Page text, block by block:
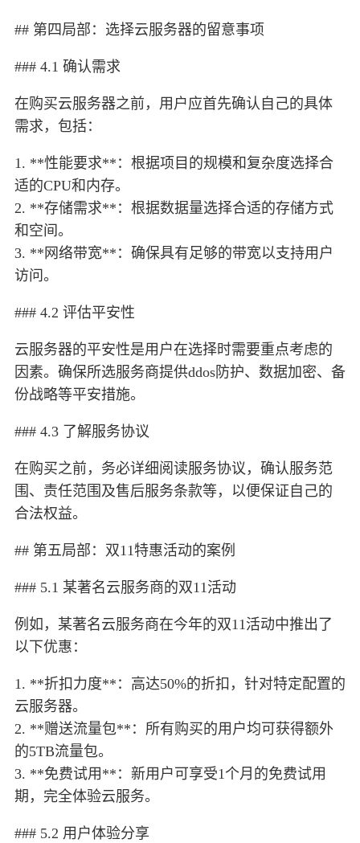
## 第四局部：选择云服务器的留意事项
### 4.1 确认需求
在购买云服务器之前，用户应首先确认自己的具体
需求，包括：
1. **性能要求**：根据项目的规模和复杂度选择合
适的CPU和内存。
2. **存储需求**：根据数据量选择合适的存储方式
和空间。
3. **网络带宽**：确保具有足够的带宽以支持用户
访问。
### 4.2 评估平安性
云服务器的平安性是用户在选择时需要重点考虑的
因素。确保所选服务商提供ddos防护、数据加密、备
份战略等平安措施。
### 4.3 了解服务协议
在购买之前，务必详细阅读服务协议，确认服务范
围、责任范围及售后服务条款等，以便保证自己的
合法权益。
## 第五局部：双11特惠活动的案例
### 5.1 某著名云服务商的双11活动
例如，某著名云服务商在今年的双11活动中推出了
以下优惠：
1. **折扣力度**：高达50%的折扣，针对特定配置的
云服务器。
2. **赠送流量包**：所有购买的用户均可获得额外
的5TB流量包。
3. **免费试用**：新用户可享受1个月的免费试用
期，完全体验云服务。
### 5.2 用户体验分享